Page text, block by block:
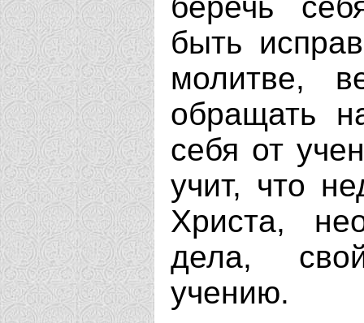
быть
молитве,
обращать
себя от
учит, что
Христа,
дела,
учению.